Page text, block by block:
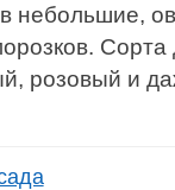
небольшие,
розовый и